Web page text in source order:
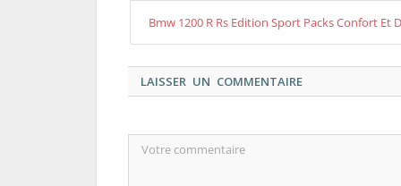
Bmw 1200 R Rs Edition Sport Packs Confort Et
LAISSER UN COMMENTAIRE